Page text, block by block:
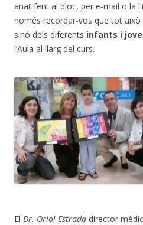
anat fent al bloc, per e-mail o la
només recordar-vos que tot
sinó dels diferents infants i
l’Aula al llarg del curs.
El Dr. Oriol Estrada director